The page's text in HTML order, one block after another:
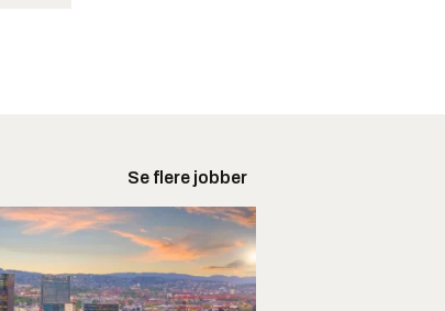
Se flere jobber